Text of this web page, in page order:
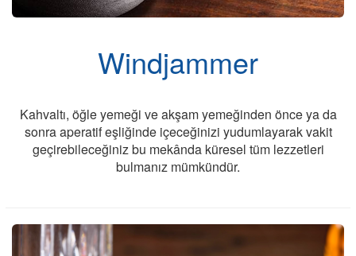
Windjammer
Kahvaltı, öğle yemeği ve akşam yemeğinden önce ya da
sonra aperatif eşliğinde içeceğinizi yudumlayarak vakit
geçirebileceğiniz bu mekânda küresel tüm lezzetleri
bulmanız mümkündür.